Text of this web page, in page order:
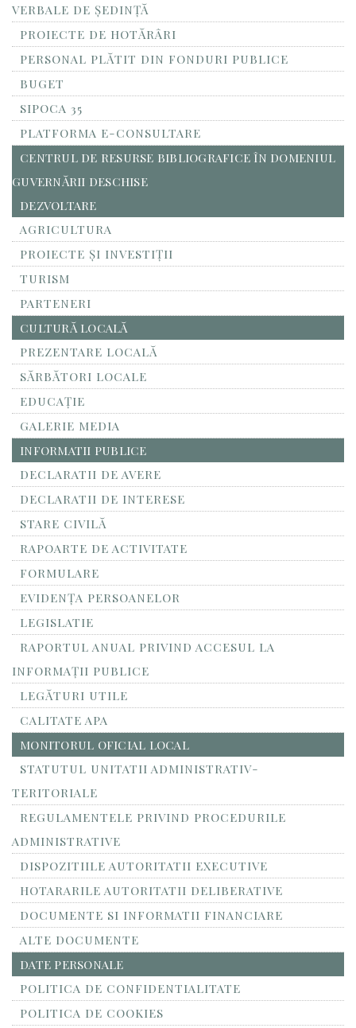
VERBALE DE ȘEDINȚĂ
PROIECTE DE HOTĂRÂRI
PERSONAL PLĂTIT DIN FONDURI PUBLICE
BUGET
SIPOCA 35
PLATFORMA E-CONSULTARE
CENTRUL DE RESURSE BIBLIOGRAFICE ÎN DOMENIUL
GUVERNĂRII DESCHISE
DEZVOLTARE
AGRICULTURA
PROIECTE ȘI INVESTIȚII
TURISM
PARTENERI
CULTURĂ LOCALĂ
PREZENTARE LOCALĂ
SĂRBĂTORI LOCALE
EDUCAȚIE
GALERIE MEDIA
INFORMATII PUBLICE
DECLARATII DE AVERE
DECLARATII DE INTERESE
STARE CIVILĂ
RAPOARTE DE ACTIVITATE
FORMULARE
EVIDENȚA PERSOANELOR
LEGISLATIE
RAPORTUL ANUAL PRIVIND ACCESUL LA
INFORMAŢII PUBLICE
LEGĂTURI UTILE
CALITATE APA
MONITORUL OFICIAL LOCAL
STATUTUL UNITATII ADMINISTRATIV-
TERITORIALE
REGULAMENTELE PRIVIND PROCEDURILE
ADMINISTRATIVE
DISPOZITIILE AUTORITATII EXECUTIVE
HOTARARILE AUTORITATII DELIBERATIVE
DOCUMENTE SI INFORMATII FINANCIARE
ALTE DOCUMENTE
DATE PERSONALE
POLITICA DE CONFIDENTIALITATE
POLITICA DE COOKIES